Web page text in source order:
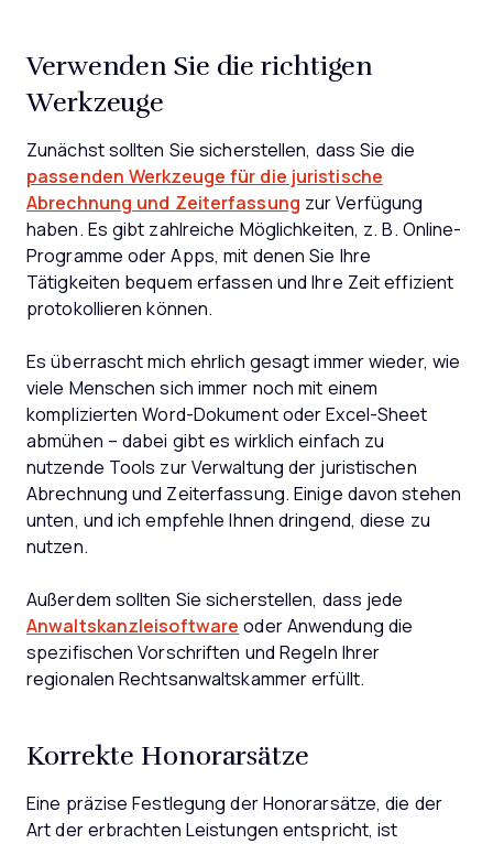
Verwenden Sie die richtigen
Werkzeuge
Zunächst sollten Sie sicherstellen, dass Sie die
passenden Werkzeuge für die juristische
Abrechnung und Zeiterfassung zur Verfügung
haben. Es gibt zahlreiche Möglichkeiten, z. B. Online-
Programme oder Apps, mit denen Sie Ihre
Tätigkeiten bequem erfassen und Ihre Zeit effizient
protokollieren können.
Es überrascht mich ehrlich gesagt immer wieder, wie
viele Menschen sich immer noch mit einem
komplizierten Word-Dokument oder Excel-Sheet
abmühen – dabei gibt es wirklich einfach zu
nutzende Tools zur Verwaltung der juristischen
Abrechnung und Zeiterfassung. Einige davon stehen
unten, und ich empfehle Ihnen dringend, diese zu
nutzen.
Außerdem sollten Sie sicherstellen, dass jede
Anwaltskanzleisoftware oder Anwendung die
spezifischen Vorschriften und Regeln Ihrer
regionalen Rechtsanwaltskammer erfüllt.
Korrekte Honorarsätze
Eine präzise Festlegung der Honorarsätze, die der
Art der erbrachten Leistungen entspricht, ist